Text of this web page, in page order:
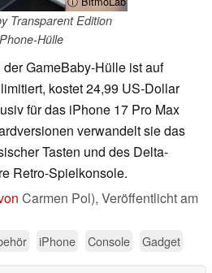
Transparent Edition
Hülle
GameBaby-Hülle ist auf
kostet 24,99 US-Dollar
für das iPhone 17 Pro Max
verwandelt sie das
Tasten und des Delta-
Retro-Spielkonsole.
Carmen Pol), Veröffentlicht am
iPhone Console Gadget